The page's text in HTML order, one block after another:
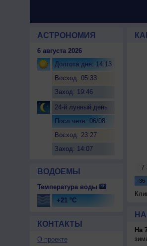
АСТРОНОМИЯ
6 августа 2026
Долгота дня: 14:13
Восход: 05:33
Заход: 19:46
24-й лунный день
Посл.четв. 06/08
Восход: 23:27
Заход: 14:07
ВОДОЕМЫ
Температура воды
+21 °C
КОНТАКТЫ
О проекте
На